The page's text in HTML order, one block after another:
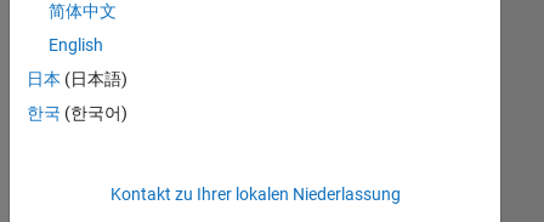
die
Ihren
entsprechen,
werden
unseres
简体中文
English
日本 (日本語)
한국 (한국어)
Kontakt zu Ihrer lokalen Niederlassung